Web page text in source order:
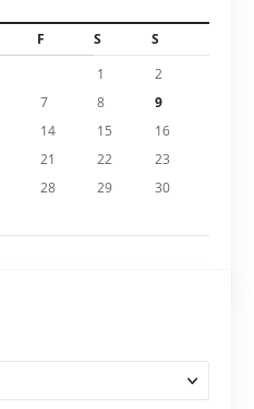
F S
S
1
2
7 8
9
14 15
16
21 22
23
28 29
30